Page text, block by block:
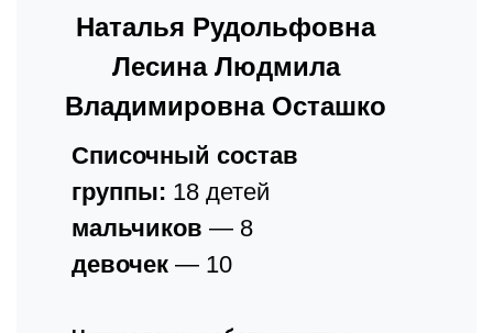
Наталья Рудольфовна
Лесина Людмила
Владимировна Осташко
Списочный состав
группы: 18 детей
мальчиков — 8
девочек — 10